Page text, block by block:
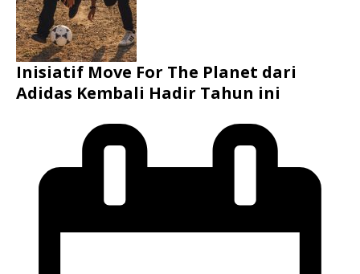
Inisiatif Move For The Planet dari
Adidas Kembali Hadir Tahun ini